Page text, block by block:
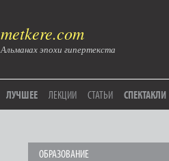
metkere.com
Альманах эпохи гипертекста
ЛУЧШЕЕ ЛЕКЦИИ СТАТЬИ СПЕКТАКЛИ
ОБРАЗОВАНИЕ